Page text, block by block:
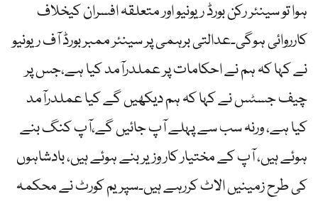
ہوا تو سینئر رکن بورڈ ریونیو اور متعلقہ افسران کیخلاف
کارروائی ہوگی۔عدالتی برہمی پر سینئر ممبر بورڈ آف ریونیو
نے کہا کہ ہم نے احکامات پر عملدرآمد کیا ہے،جس پر
چیف جسٹس نے کہا کہ ہم دیکھیں گے کیا عملدرآمد
کیا ہے، ورنہ سب سے پہلے آپ جائیں گے،آپ کنگ بنے
ہوئے ہیں، آپ کے مختیار کار وزیر بنے ہوئے ہیں، بادشاہوں
کی طرح زمینیں الاٹ کررہے ہیں۔سپریم کورٹ نے محکمہ